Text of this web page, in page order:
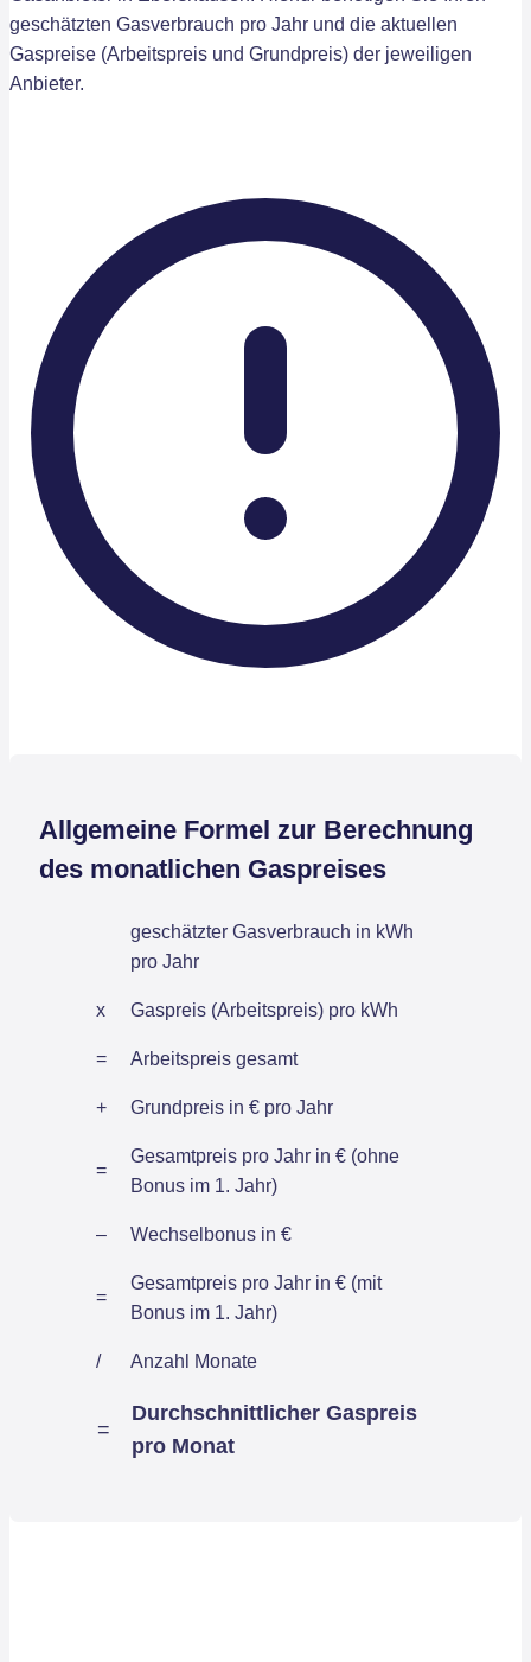
geschätzten Gasverbrauch pro Jahr und die aktuellen
Gaspreise (Arbeitspreis und Grundpreis) der jeweiligen
Anbieter.
Allgemeine Formel zur Berechnung
des monatlichen Gaspreises
geschätzter Gasverbrauch in kWh
pro Jahr
x Gaspreis (Arbeitspreis) pro kWh
= Arbeitspreis gesamt
+ Grundpreis in € pro Jahr
=
Gesamtpreis pro Jahr in € (ohne
Bonus im 1. Jahr)
– Wechselbonus in €
=
Gesamtpreis pro Jahr in € (mit
Bonus im 1. Jahr)
/ Anzahl Monate
=
Durchschnittlicher Gaspreis
pro Monat